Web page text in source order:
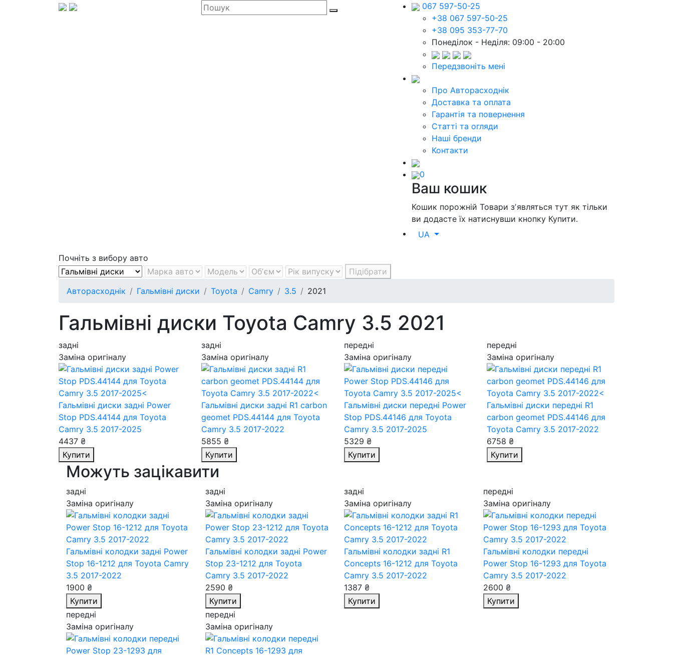
067 597-50-25
+38 067 597-50-25
+38 095 353-77-70
Понеділок - Неділя: 09:00 - 20:00
Передзвоніть мені
Про Авторасходнік
Доставка та оплата
Гарантія та повернення
Статті та огляди
Наші бренди
Контакти
0
Ваш кошик
Кошик порожній Товари зʼявляться тут як тільки
ви додасте їх натиснувши кнопку Купити.
UA
Почніть з вибору авто
Підібрати
Авторасходнік
Гальмівні диски Toyota Camry 3.5 2021
Гальмівні диски Toyota Camry 3.5 2021
задні
Заміна оригіналу
Гальмівні диски задні Power
Stop PDS.44144 для Toyota
Camry 3.5 2017-2025
4437 ₴
Купити
задні
Заміна оригіналу
Гальмівні диски задні R1 carbon
geomet PDS.44144 для Toyota
Camry 3.5 2017-2022
5855 ₴
Купити
передні
Заміна оригіналу
Гальмівні диски передні Power
Stop PDS.44146 для Toyota
Camry 3.5 2017-2025
5329 ₴
Купити
передні
Заміна оригіналу
Гальмівні диски передні R1
carbon geomet PDS.44146 для
Toyota Camry 3.5 2017-2022
6758 ₴
Купити
Можуть зацікавити
задні
Заміна оригіналу
Гальмівні колодки задні Power
Stop 16-1212 для Toyota Camry
3.5 2017-2022
1900 ₴
Купити
задні
Заміна оригіналу
Гальмівні колодки задні Power
Stop 23-1212 для Toyota
Camry 3.5 2017-2022
2590 ₴
Купити
задні
Заміна оригіналу
Гальмівні колодки задні R1
Concepts 16-1212 для Toyota
Camry 3.5 2017-2022
1387 ₴
Купити
передні
Заміна оригіналу
Гальмівні колодки передні
Power Stop 16-1293 для Toyota
Camry 3.5 2017-2022
2600 ₴
Купити
передні
Заміна оригіналу
передні
Заміна оригіналу